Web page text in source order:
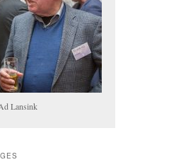
Lansink